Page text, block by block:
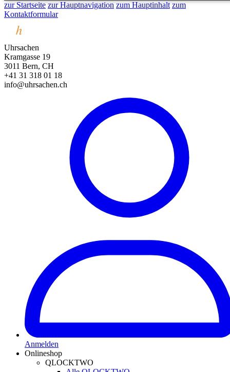
zur Startseite zur Hauptnavigation zum Hauptinhalt zum
Kontaktformular
Uhrsachen
Kramgasse 19
3011 Bern, CH
+41 31 318 01 18
info@uhrsachen.ch
Anmelden
Onlineshop
QLOCKTWO